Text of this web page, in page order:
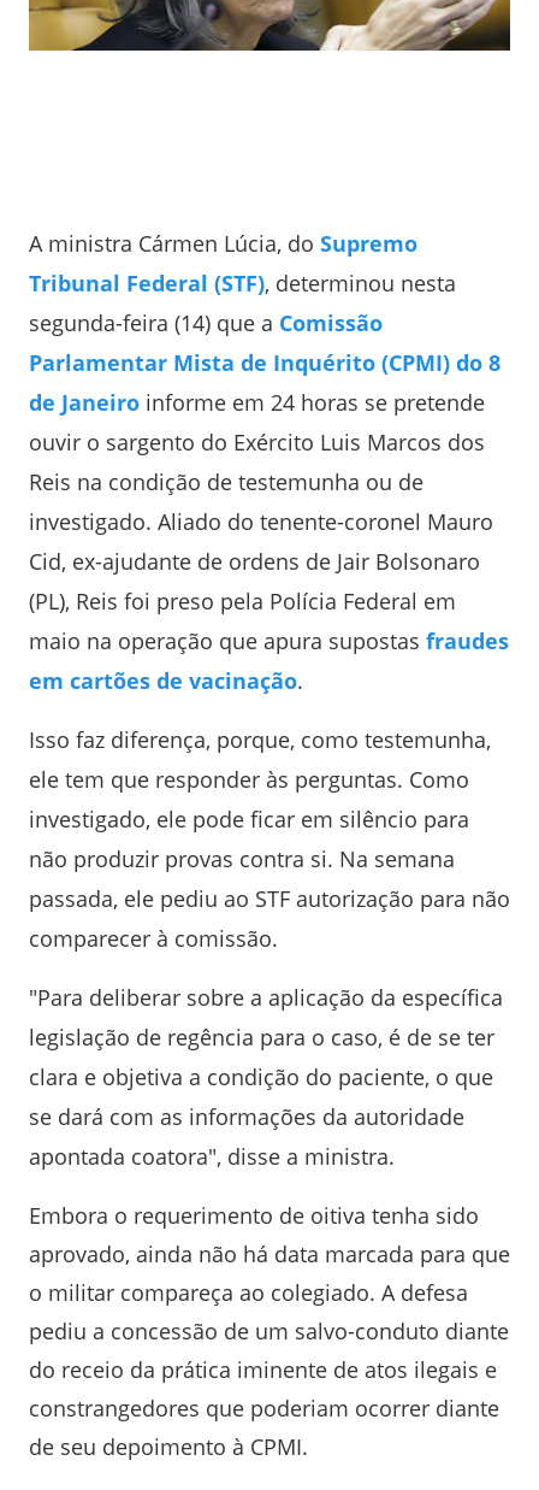
A ministra Cármen Lúcia, do Supremo
Tribunal Federal (STF), determinou nesta
segunda-feira (14) que a Comissão
Parlamentar Mista de Inquérito (CPMI) do 8
de Janeiro informe em 24 horas se pretende
ouvir o sargento do Exército Luis Marcos dos
Reis na condição de testemunha ou de
investigado. Aliado do tenente-coronel Mauro
Cid, ex-ajudante de ordens de Jair Bolsonaro
(PL), Reis foi preso pela Polícia Federal em
maio na operação que apura supostas fraudes
em cartões de vacinação.
Isso faz diferença, porque, como testemunha,
ele tem que responder às perguntas. Como
investigado, ele pode ficar em silêncio para
não produzir provas contra si. Na semana
passada, ele pediu ao STF autorização para não
comparecer à comissão.
"Para deliberar sobre a aplicação da específica
legislação de regência para o caso, é de se ter
clara e objetiva a condição do paciente, o que
se dará com as informações da autoridade
apontada coatora", disse a ministra.
Embora o requerimento de oitiva tenha sido
aprovado, ainda não há data marcada para que
o militar compareça ao colegiado. A defesa
pediu a concessão de um salvo-conduto diante
do receio da prática iminente de atos ilegais e
constrangedores que poderiam ocorrer diante
de seu depoimento à CPMI.